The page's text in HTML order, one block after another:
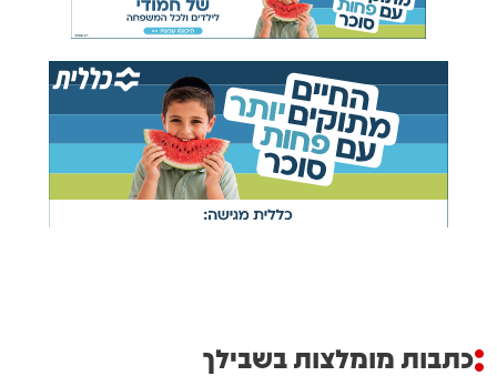
כתבות מומלצות בשבילך